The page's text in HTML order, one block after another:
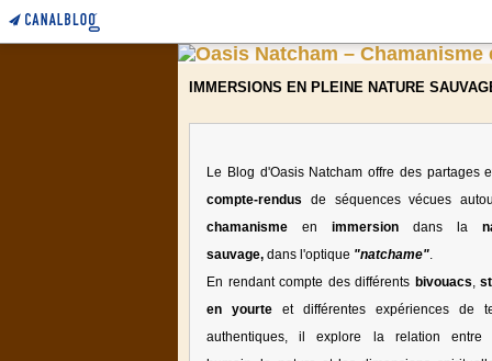
IMMERSIONS EN PLEINE NATURE
Le Blog d'Oasis Natcham offre des partages
compte-rendus de séquences vécues
chamanisme en immersion dans la
sauvage, dans l'optique "natchame".
En rendant compte des différents bivouacs,
en yourte et différentes expériences de
authentiques, il explore la relation entre